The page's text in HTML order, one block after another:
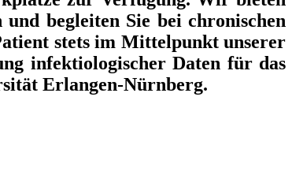
begleiten Sie bei chronischen
stets im Mittelpunkt unserer
infektiologischer Daten für das
Erlangen-Nürnberg.